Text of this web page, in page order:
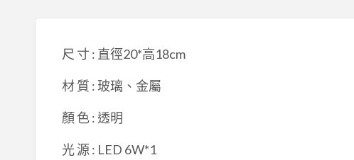
尺 寸 : 直徑20*高18cm
材 質 : 玻璃、金屬
顏 色 : 透明
光 源 : LED 6W*1